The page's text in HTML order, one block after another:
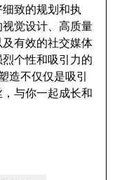
致的规划和执
觉设计、高质量
有效的社交媒体
个性和吸引力的
造不仅仅是吸引
与你一起成长和